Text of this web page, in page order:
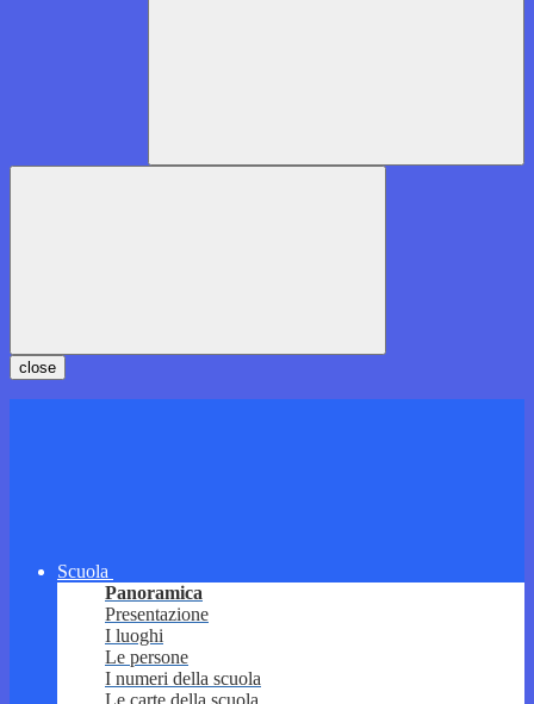
close
Scuola
Panoramica
Presentazione
I luoghi
Le persone
I numeri della scuola